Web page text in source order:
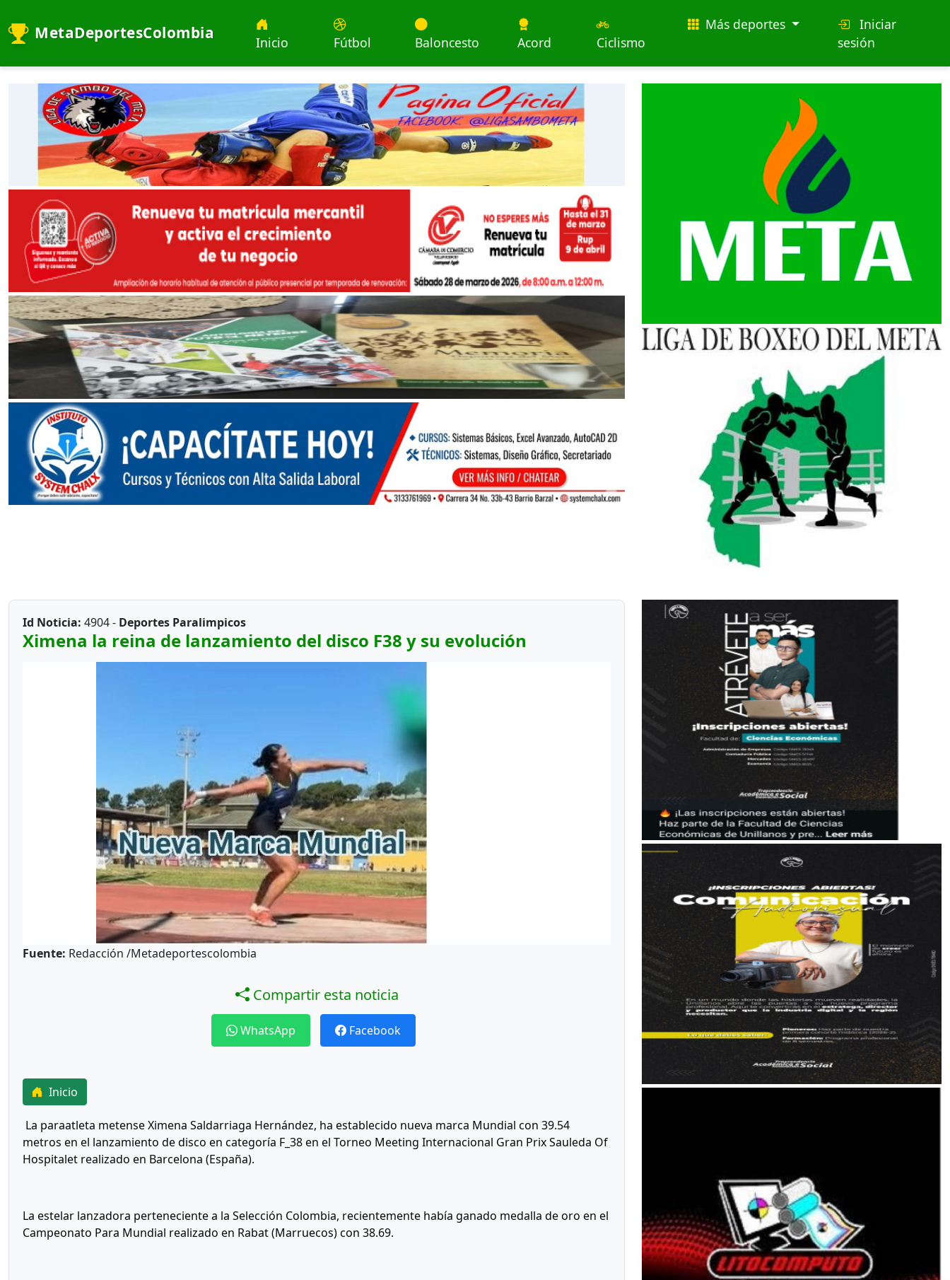
MetaDeportesColombia Inicio Fútbol Baloncesto Acord Ciclismo
Más deportes
Iniciar
sesión
Id Noticia: 4904 - Deportes Paralimpicos
Ximena la reina de lanzamiento del disco F38 y su evolución
Fuente: Redacción /Metadeportescolombia
Compartir esta noticia
WhatsApp Facebook
Inicio
La paraatleta metense Ximena Saldarriaga Hernández, ha establecido nueva marca Mundial con 39.54
metros en el lanzamiento de disco en categoría F_38 en el Torneo Meeting Internacional Gran Prix Sauleda Of
Hospitalet realizado en Barcelona (España).
La estelar lanzadora perteneciente a la Selección Colombia, recientemente había ganado medalla de oro en el
Campeonato Para Mundial realizado en Rabat (Marruecos) con 38.69.